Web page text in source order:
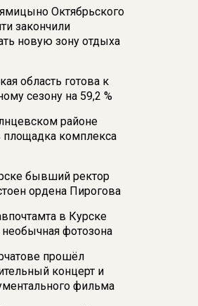
Октябрьского
закончили
новую зону отдыха
область готова к
сезону на 59,2 %
районе
площадка комплекса
бывший ректор
ордена Пирогова
в Курске
необычная фотозона
прошёл
концерт и
фильма